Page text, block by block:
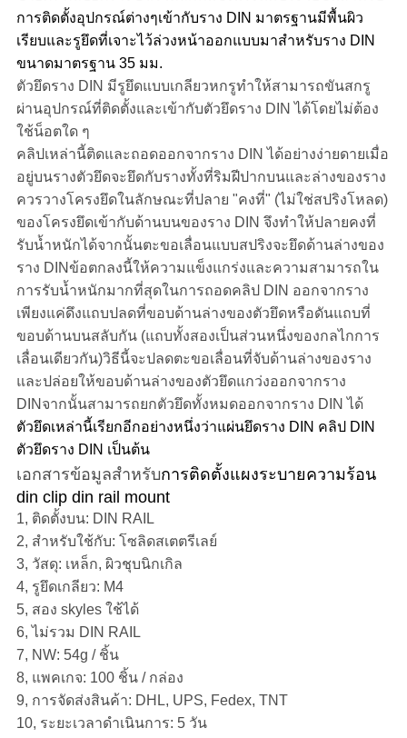
การติดตั้งอุปกรณ์ต่างๆเข้ากับราง DIN มาตรฐานมีพื้นผิว
เรียบและรูยึดที่เจาะไว้ล่วงหน้าออกแบบมาสำหรับราง DIN
ขนาดมาตรฐาน 35 มม.
ตัวยึดราง DIN มีรูยึดแบบเกลียวหกรูทำให้สามารถขันสกรู
ผ่านอุปกรณ์ที่ติดตั้งและเข้ากับตัวยึดราง DIN ได้โดยไม่ต้อง
ใช้น็อตใด ๆ
คลิปเหล่านี้ติดและถอดออกจากราง DIN ได้อย่างง่ายดายเมื่อ
อยู่บนรางตัวยึดจะยึดกับรางทั้งที่ริมฝีปากบนและล่างของราง
ควรวางโครงยึดในลักษณะที่ปลาย "คงที่" (ไม่ใช่สปริงโหลด)
ของโครงยึดเข้ากับด้านบนของราง DIN จึงทำให้ปลายคงที่
รับน้ำหนักได้จากนั้นตะขอเลื่อนแบบสปริงจะยึดด้านล่างของ
ราง DINข้อตกลงนี้ให้ความแข็งแกร่งและความสามารถใน
การรับน้ำหนักมากที่สุดในการถอดคลิป DIN ออกจากราง
เพียงแค่ดึงแถบปลดที่ขอบด้านล่างของตัวยึดหรือดันแถบที่
ขอบด้านบนสลับกัน (แถบทั้งสองเป็นส่วนหนึ่งของกลไกการ
เลื่อนเดียวกัน)วิธีนี้จะปลดตะขอเลื่อนที่จับด้านล่างของราง
และปล่อยให้ขอบด้านล่างของตัวยึดแกว่งออกจากราง
DINจากนั้นสามารถยกตัวยึดทั้งหมดออกจากราง DIN ได้
ตัวยึดเหล่านี้เรียกอีกอย่างหนึ่งว่าแผ่นยึดราง DIN คลิป DIN
ตัวยึดราง DIN เป็นต้น
เอกสารข้อมูลสำหรับการติดตั้งแผงระบายความร้อน
din clip din rail mount
1, ติดตั้งบน: DIN RAIL
2, สำหรับใช้กับ: โซลิดสเตตรีเลย์
3, วัสดุ: เหล็ก, ผิวชุบนิกเกิล
4, รูยึดเกลียว: M4
5, สอง skyles ใช้ได้
6, ไม่รวม DIN RAIL
7, NW: 54g / ชิ้น
8, แพคเกจ: 100 ชิ้น / กล่อง
9, การจัดส่งสินค้า: DHL, UPS, Fedex, TNT
10, ระยะเวลาดำเนินการ: 5 วัน